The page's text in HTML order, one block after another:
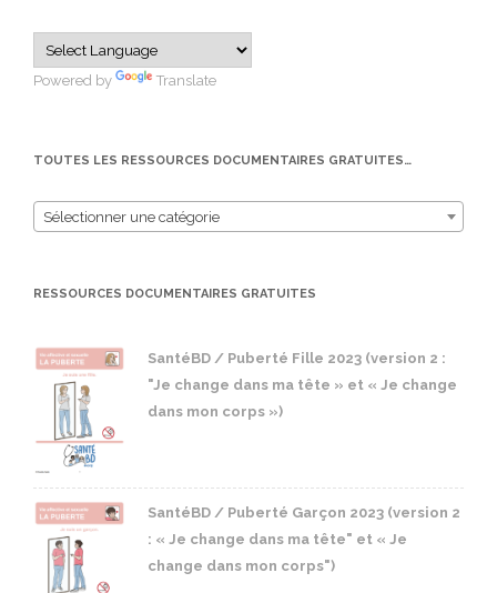
Powered by Translate
TOUTES LES RESSOURCES DOCUMENTAIRES GRATUITES…
Sélectionner une catégorie
RESSOURCES DOCUMENTAIRES GRATUITES
SantéBD / Puberté Fille 2023 (version 2 :
"Je change dans ma tête » et « Je change
dans mon corps »)
SantéBD / Puberté Garçon 2023 (version 2
: « Je change dans ma tête" et « Je
change dans mon corps")